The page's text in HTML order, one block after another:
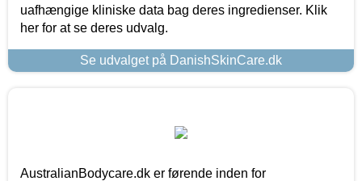
uafhængige kliniske data bag deres ingredienser. Klik
her for at se deres udvalg.
Se udvalget på DanishSkinCare.dk
AustralianBodycare.dk er førende inden for